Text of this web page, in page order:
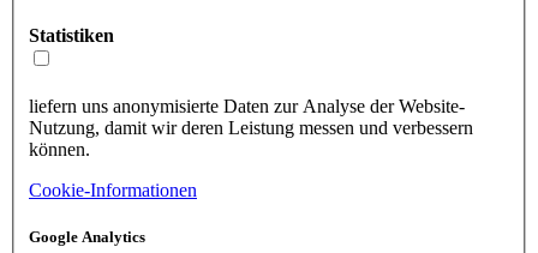
Statistiken
liefern uns anonymisierte Daten zur Analyse der Website-
Nutzung, damit wir deren Leistung messen und verbessern
können.
Cookie-Informationen
Google Analytics